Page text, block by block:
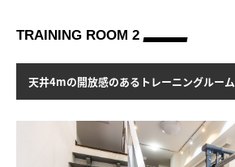
TRAINING ROOM 2
天井4mの開放感のあるトレーニングルーム